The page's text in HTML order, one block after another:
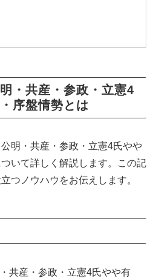
・共産・参政・立憲4
序盤情勢とは
明・共産・参政・立憲4氏やや
いて詳しく解説します。この記
つノウハウをお伝えします。
共産・参政・立憲4氏やや有